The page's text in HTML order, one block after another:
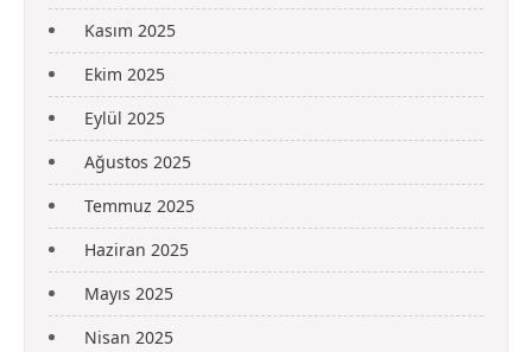
Kasım 2025
Ekim 2025
Eylül 2025
Ağustos 2025
Temmuz 2025
Haziran 2025
Mayıs 2025
Nisan 2025